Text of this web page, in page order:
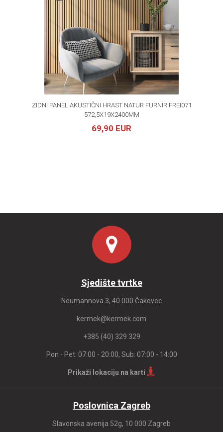
ZIDNI PANEL AKUSTIČNI HRAST NATUR FURNIR FREI071
572,5X19X2400MM
69,90 EUR
Sjedište tvrtke
Neumannova 3, 40 000 Čakovec
kermek@kermek.com
+385 (40) 329 329
Pon - Pet: 07:00 - 20:00, Sub: 07:00 - 14:00
Prikaži lokaciju na karti
Poslovnica Zagreb
Slavonska avenija 52g, 10 000 Zagreb